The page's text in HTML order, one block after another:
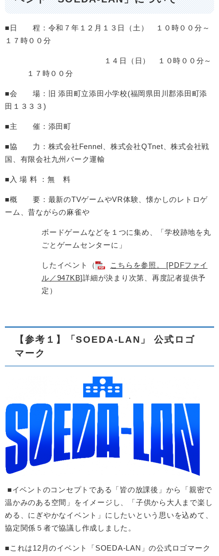
■日 程：令和７年１２月１３日（土） １０時００分～
１７時００分
１４日（日） １０時００分～
１７時００分
■会 場：旧 添田町立添田小学校(福岡県田川郡添田町添
田１３３３)
■主 催：添田町
■協 力：株式会社Fennel、株式会社QTnet、株式会社戦
国、有限会社九州バーク運輸
■入 場 料 ：無 料
■概 要：最新のTVゲームやVR体験、懐かしのレトロゲ
ーム、昔ながらの麻雀や
ボードゲームなどを１つに集め、「学校跡地を丸
ごとゲームセンターに」
したイベント（
こちらを参照。 [PDFファイ
ル／947KB]詳細が決まり次第、再度記者提供予
定）
【参考１】「SOEDA-LAN」 公式ロゴ
マーク
■イベントのコンセプトである「皆の放課後」から「親密で
温かみのある空間」をイメージし、「子供から大人まで楽し
める、にぎやかなイベント」にしたいという思いを込めて、
協定関係５者で協議し作成しました。
■これは12月のイベント「SOEDA-LAN」の公式ロゴマーク